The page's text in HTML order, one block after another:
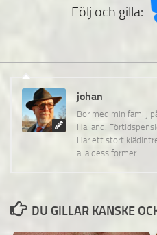
Följ och gilla:
johan
Bor med min familj
Halland.
Har ett stort
alla dess former.
DU GILLAR KANSKE